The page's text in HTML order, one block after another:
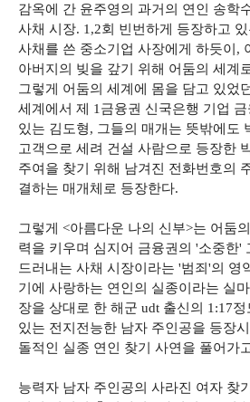
감옥에 간 윤주영의 과거의 연인 송학
사채 시장. 1,2회 빈번하게 등장하고
사채를 쓴 중소기업 사장에게 하듯이,
아버지의 빚을 갚기 위해 어둠의 세계
그렇게 어둠의 세계에 몸을 담고 있었
세계에서 제 1금융권 신국은행 기업
있는 김도형, 그들의 매개는 뜻밖에도
고객으로 세려 건설 사람으로 등장한
주여을 찾기 위해 남겨진 전화번호의
결하는 매개체로 등장한다.
그렇게 <아름다운 나의 신부>는 어둠
력을 키우며 심지어 금융권의 '소중한'
드러내는 사채 시장이라는 '범죄'의 영
기에 사랑하는 연인의 실종이라는 실
장을 상대로 한 해군 udt 출신의 1:17
있는 전지전능한 남자 주인공을 등장
돌적인 실종 연인 찾기 사연을 풀어가
능력자 남자 주인공의 사라진 여자 찾